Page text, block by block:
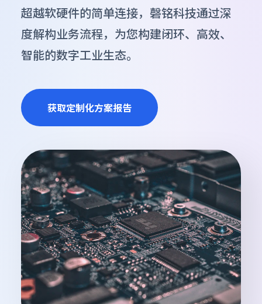
超越软硬件的简单连接，磬铭科技通过深
度解构业务流程，为您构建闭环、高效、
智能的数字工业生态。
获取定制化方案报告